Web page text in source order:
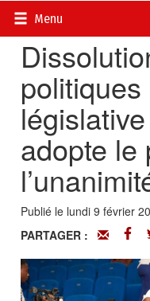
Menu
Accueil>
politiques
adopte le
Publié le lundi 9 février
PARTAGER :